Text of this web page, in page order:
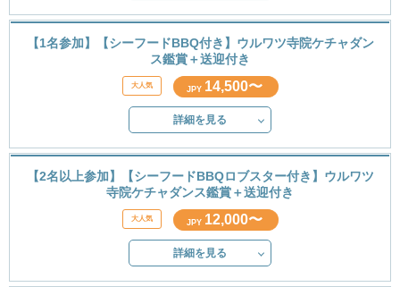
【1名参加】【シーフードBBQ付き】ウルワツ寺院ケチャダン
ス鑑賞＋送迎付き
JPY 14,500〜
詳細を見る
【2名以上参加】【シーフードBBQロブスター付き】ウルワツ
寺院ケチャダンス鑑賞＋送迎付き
JPY 12,000〜
詳細を見る